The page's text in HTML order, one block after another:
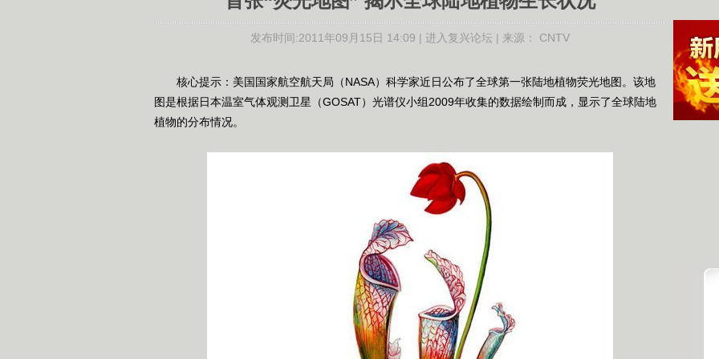
发布时间:2011年09月15日 14:09 | 进入复兴论坛| 来源： CNTV
核心提示：美国国家航空航天局（NASA）科学家近日公布了全球第一张陆地植物荧光地图。该地
图是根据日本温室气体观测卫星（GOSAT）光谱仪小组2009年收集的数据绘制而成，显示了全球陆地
植物的分布情况。